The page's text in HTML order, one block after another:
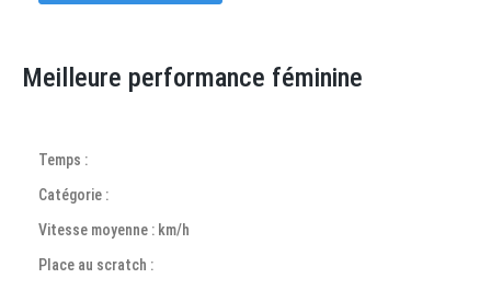
Meilleure performance féminine
Temps :
Catégorie :
Vitesse moyenne : km/h
Place au scratch :